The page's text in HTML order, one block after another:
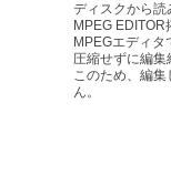
ディスクから読
MPEG EDITOR
MPEGエディ
圧縮せずに編集
このため、編
ん。